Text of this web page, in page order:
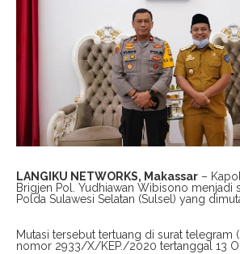
LANGIKU NETWORKS, Makassar –
Brigjen Pol. Yudhiawan Wibisono menjadi
Polda Sulawesi Selatan (Sulsel) yang
Mutasi tersebut tertuang di surat telegram
nomor 2933/X/KEP./2020 tertanggal 13